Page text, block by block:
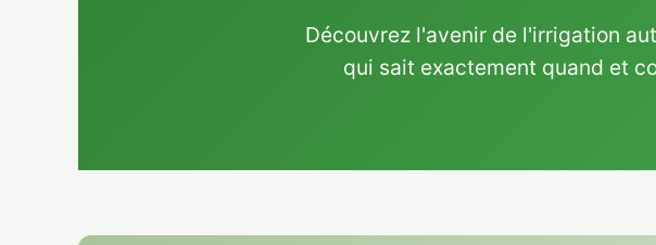
Découvrez l'avenir de l'irrigation
qui sait exactement quand et